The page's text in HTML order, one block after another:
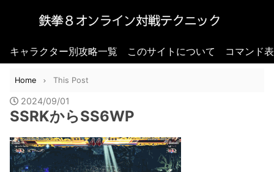
キャラクター別攻略一覧 このサイトについて コマンド
Home This Post
2024/09/01
SSRKからSS6WP